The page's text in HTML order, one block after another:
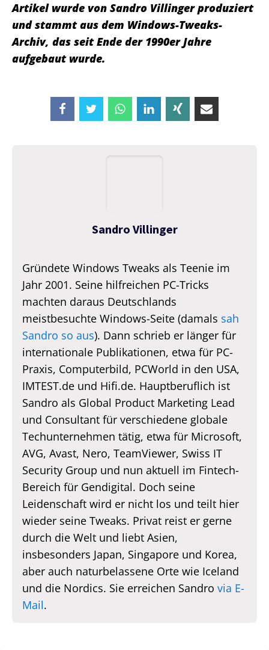
Artikel wurde von Sandro Villinger produziert
und stammt aus dem Windows-Tweaks-
Archiv, das seit Ende der 1990er Jahre
aufgebaut wurde.
Sandro Villinger
Gründete Windows Tweaks als Teenie im
Jahr 2001. Seine hilfreichen PC-Tricks
machten daraus Deutschlands
meistbesuchte Windows-Seite (damals sah
Sandro so aus). Dann schrieb er länger für
internationale Publikationen, etwa für PC-
Praxis, Computerbild, PCWorld in den USA,
IMTEST.de und Hifi.de. Hauptberuflich ist
Sandro als Global Product Marketing Lead
und Consultant für verschiedene globale
Techunternehmen tätig, etwa für Microsoft,
AVG, Avast, Nero, TeamViewer, Swiss IT
Security Group und nun aktuell im Fintech-
Bereich für Gendigital. Doch seine
Leidenschaft wird er nicht los und teilt hier
wieder seine Tweaks. Privat reist er gerne
durch die Welt und liebt Asien,
insbesonders Japan, Singapore und Korea,
aber auch naturbelassene Orte wie Iceland
und die Nordics. Sie erreichen Sandro via E-
Mail.